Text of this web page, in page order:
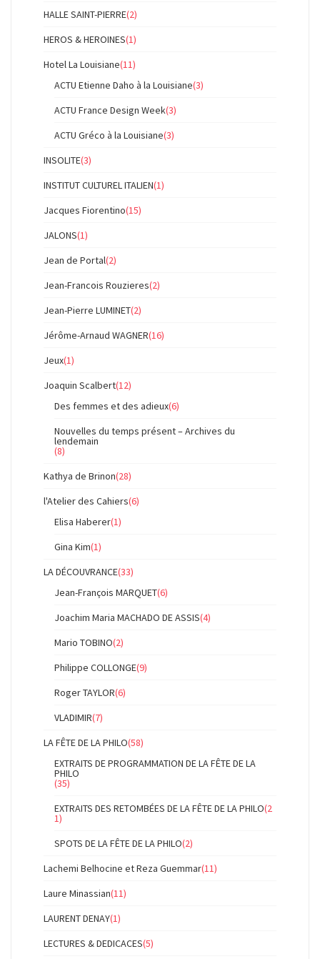
HALLE SAINT-PIERRE(2)
HEROS & HEROINES(1)
Hotel La Louisiane(11)
ACTU Etienne Daho à la Louisiane(3)
ACTU France Design Week(3)
ACTU Gréco à la Louisiane(3)
INSOLITE(3)
INSTITUT CULTUREL ITALIEN(1)
Jacques Fiorentino(15)
JALONS(1)
Jean de Portal(2)
Jean-Francois Rouzieres(2)
Jean-Pierre LUMINET(2)
Jérôme-Arnaud WAGNER(16)
Jeux(1)
Joaquin Scalbert(12)
Des femmes et des adieux(6)
Nouvelles du temps présent – Archives du
lendemain
(8)
Kathya de Brinon(28)
l'Atelier des Cahiers(6)
Elisa Haberer(1)
Gina Kim(1)
LA DÉCOUVRANCE(33)
Jean-François MARQUET(6)
Joachim Maria MACHADO DE ASSIS(4)
Mario TOBINO(2)
Philippe COLLONGE(9)
Roger TAYLOR(6)
VLADIMIR(7)
LA FÊTE DE LA PHILO(58)
EXTRAITS DE PROGRAMMATION DE LA FÊTE DE LA
PHILO
(35)
EXTRAITS DES RETOMBÉES DE LA FÊTE DE LA PHILO(2
1)
SPOTS DE LA FÊTE DE LA PHILO(2)
Lachemi Belhocine et Reza Guemmar(11)
Laure Minassian(11)
LAURENT DENAY(1)
LECTURES & DEDICACES(5)